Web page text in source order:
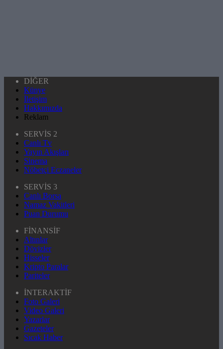
DİĞER
Künye
İletişim
Hakkımızda
Reklam
SERVİS 2
Canlı Tv
Yayın Akışları
Sinema
Nöbetçi Eczaneler
SERVİS 3
Canlı Borsa
Namaz Vakitleri
Puan Durumu
FİNANSİF
Altınlar
Dövizler
Hisseler
Kripto Paralar
Pariteler
İNTERAKTİF
Foto Galeri
Video Galeri
Yazarlar
Gazeteler
Sıcak Haber